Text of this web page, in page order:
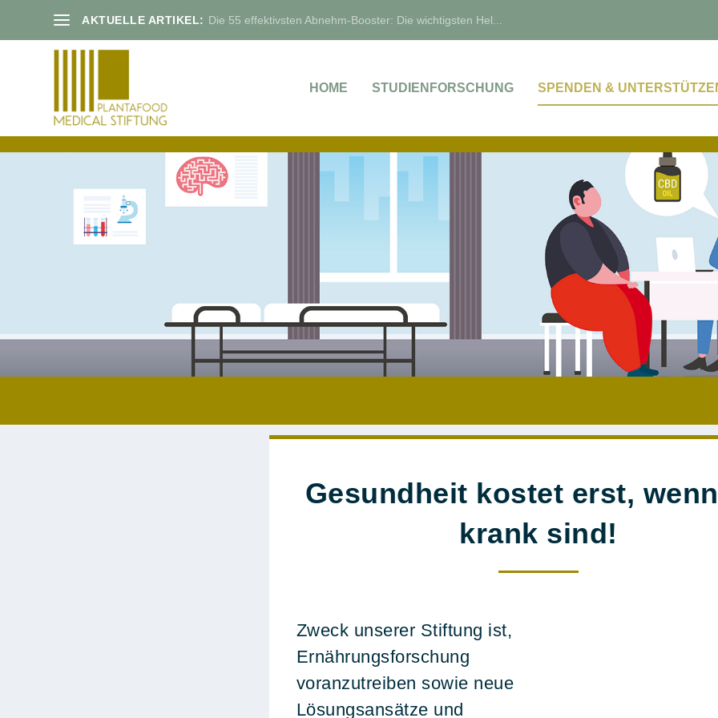
AKTUELLE ARTIKEL: Die 55 effektivsten Abnehm-Booster: Die wichtigsten Hel...
HOME STUDIENFORSCHUNG SPENDEN &
Gesundheit kostet erst,
krank sind!
Zweck unserer Stiftung ist,
Ernährungsforschung
voranzutreiben sowie neue
Lösungsansätze und